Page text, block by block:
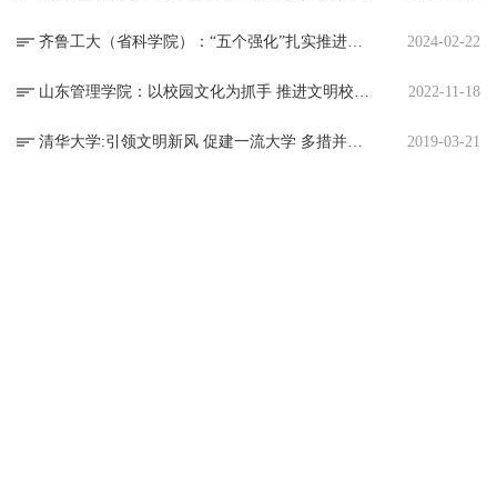
齐鲁工大（省科学院）：“五个强化”扎实推进黄河文化进校园 2024-02-22
山东管理学院：以校园文化为抓手 推进文明校园内涵建设 2022-11-18
清华大学:引领文明新风 促建一流大学 多措并举创建文明校园 2019-03-21